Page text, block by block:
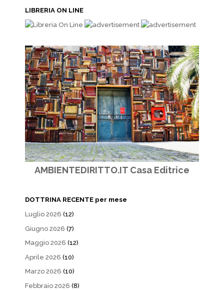
LIBRERIA ON LINE
AMBIENTEDIRITTO.IT Casa Editrice
DOTTRINA RECENTE per mese
Luglio 2026 (12)
Giugno 2026 (7)
Maggio 2026 (12)
Aprile 2026 (10)
Marzo 2026 (10)
Febbraio 2026 (8)